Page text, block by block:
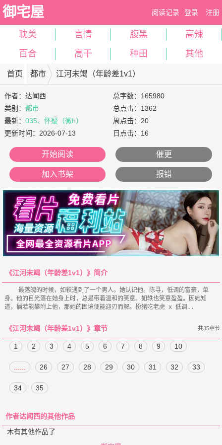
御宅屋 阅读记录 登录 注册
耽美 言情 腹黑
高辣
百合
高干 种田 其他
首页 都市 江河未竭（年龄差1v1）
作者：达闻西
类别：都市
最新：035、怀疑（微h）
更新时间： 2026-07-13
总字数：165980
总点击：1362
周点击：20
日点击：16
开始阅读 催更
加入书架 报错
《江河未竭（年龄差1v1）》简介
    最落魄的时候，如轶遇到了一个男人。她认识他。陈寻，低调的富豪，单
身。他的目光落在她身上时，总是带着温和的笑意。如轶也笑意盈盈。因她知
《江河未竭（年龄差1v1）》章节 共35章节
1 2 3 4 5 6 7 8 9 10
...... 26 27 28 29 30 31 32 33
34 35
作者达闻西的其他作品
木有其他作品了